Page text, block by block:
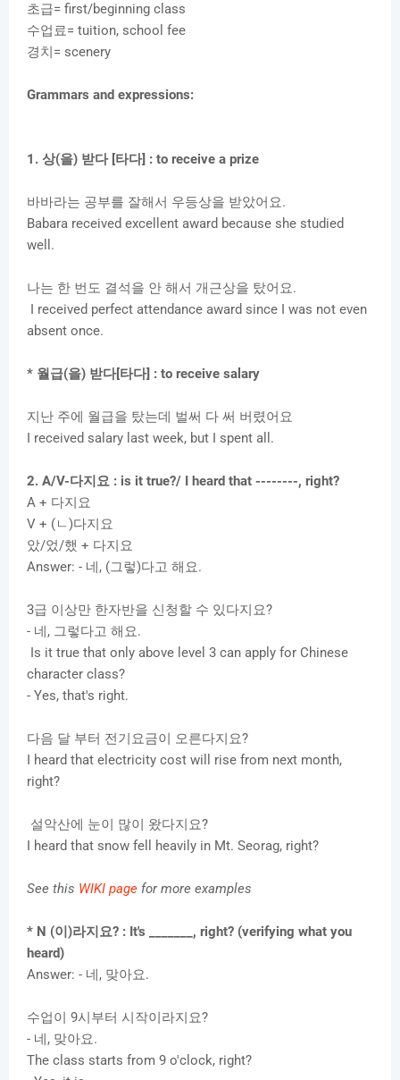
초급= first/beginning class
수업료= tuition, school fee
경치= scenery
Grammars and expressions:
1. 상(을) 받다 [타다] : to receive a prize
바바라는 공부를 잘해서 우등상을 받았어요.
Babara received excellent award because she studied
well.
나는 한 번도 결석을 안 해서 개근상을 탔어요.
I received perfect attendance award since I was not even
absent once.
* 월급(을) 받다[타다] : to receive salary
지난 주에 월급을 탔는데 벌써 다 써 버렸어요
I received salary last week, but I spent all.
2. A/V-다지요 : is it true?/ I heard that --------, right?
A + 다지요
V + (ㄴ)다지요
았/었/했 + 다지요
Answer: - 네, (그렇)다고 해요.
3급 이상만 한자반을 신청할 수 있다지요?
- 네, 그렇다고 해요.
Is it true that only above level 3 can apply for Chinese
character class?
- Yes, that's right.
다음 달 부터 전기요금이 오른다지요?
I heard that electricity cost will rise from next month,
right?
설악산에 눈이 많이 왔다지요?
I heard that snow fell heavily in Mt. Seorag, right?
See this WIKI page for more examples
* N (이)라지요? : It's _______, right? (verifying what you
heard)
Answer: - 네, 맞아요.
수업이 9시부터 시작이라지요?
- 네, 맞아요.
The class starts from 9 o'clock, right?